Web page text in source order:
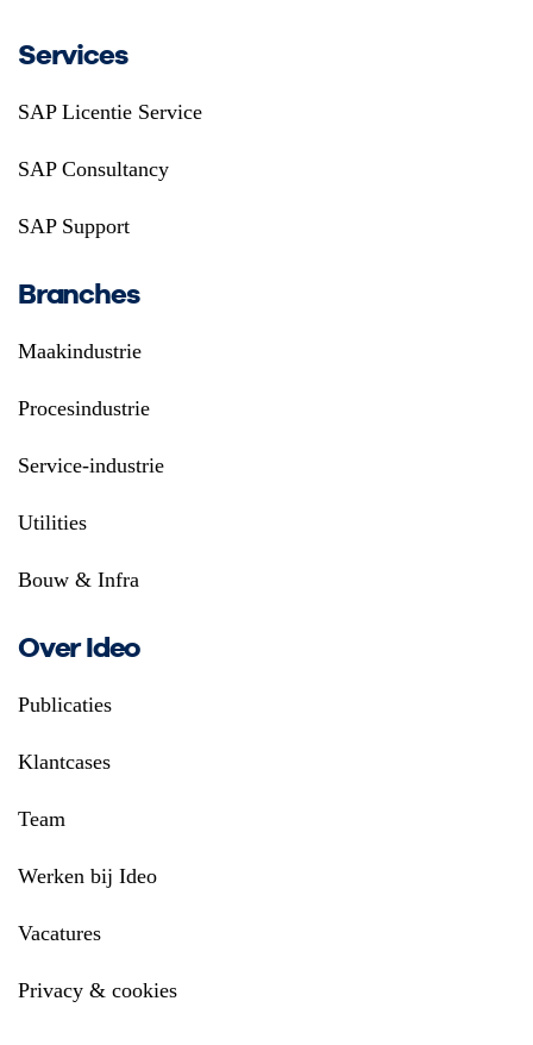
Services
SAP Licentie Service
SAP Consultancy
SAP Support
Branches
Maakindustrie
Procesindustrie
Service-industrie
Utilities
Bouw & Infra
Over Ideo
Publicaties
Klantcases
Team
Werken bij Ideo
Vacatures
Privacy & cookies